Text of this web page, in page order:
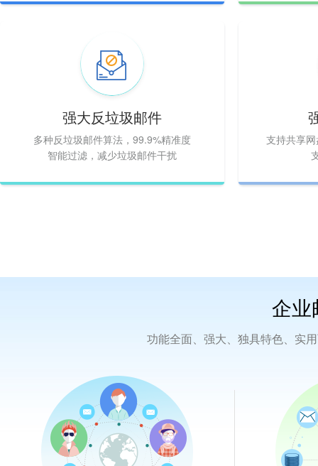
强大反垃圾邮件
多种反垃圾邮件算法，99.9%精准度
智能过滤，减少垃圾邮件干扰
支持共享
企业
功能全面、强大、独具特色、实